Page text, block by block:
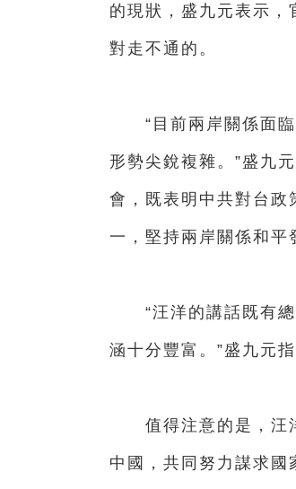
的現狀，盛九元表示，
對走不通的。
“目前兩岸關係面臨
形勢尖銳複雜。”盛九
會，既表明中共對台政
一，堅持兩岸關係和平
“汪洋的講話既有總
涵十分豐富。”盛九元指
值得注意的是，汪洋
中國，共同努力謀求國